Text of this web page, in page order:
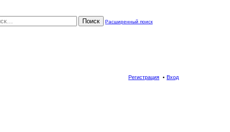
Поиск Расширенный поиск
Вход
Регистрация